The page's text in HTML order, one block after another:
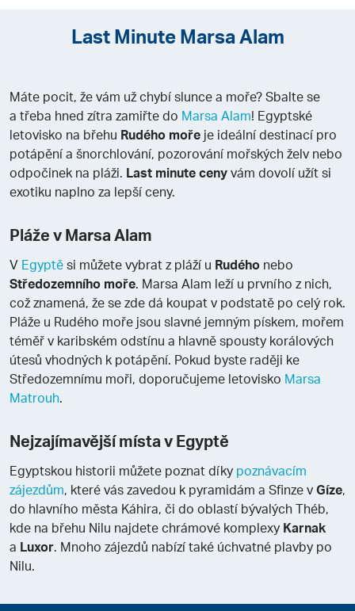
Last Minute Marsa Alam
Máte pocit, že vám už chybí slunce a moře? Sbalte se
a třeba hned zítra zamiřte do Marsa Alam! Egyptské
letovisko na břehu Rudého moře je ideální destinací pro
potápění a šnorchlování, pozorování mořských želv nebo
odpočinek na pláži. Last minute cenyvám dovolí užít si
exotiku naplno za lepší ceny.
Pláže v Marsa Alam
V Egyptěsi můžete vybrat z pláží u Rudého nebo
Středozemního moře. Marsa Alam leží u prvního z nich,
což znamená, že se zde dá koupat v podstatě po celý rok.
Pláže u Rudého moře jsou slavné jemným pískem, mořem
téměř v karibském odstínu a hlavně spousty korálových
útesů vhodných k potápění. Pokud byste raději ke
Středozemnímu moři, doporučujeme letovisko Marsa
Matrouh.
Nejzajímavější místa v Egyptě
Egyptskou historii můžete poznat díky poznávacím
zájezdům, které vás zavedou k pyramidám a Sfinze vGíze,
do hlavního města Káhira, či do oblastí bývalých Théb,
kde na břehu Nilu najdete chrámové komplexy Karnak
a Luxor. Mnoho zájezdů nabízí také úchvatné plavby po
Nilu.